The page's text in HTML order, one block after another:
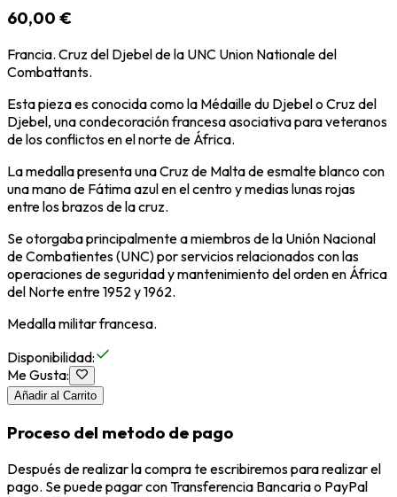
60,00 €
Francia. Cruz del Djebel de la UNC Union Nationale del
Combattants.
Esta pieza es conocida como la Médaille du Djebelo Cruz del
Djebel, una condecoración francesa asociativa para veteranos
de los conflictos en el norte de África.
La medalla presenta una Cruz de Malta de esmalte blanco con
una mano de Fátimaazul en el centro y medias lunas rojas
entre los brazos de la cruz.
Se otorgaba principalmente a miembros de la Unión Nacional
de Combatientes (UNC) por servicios relacionados con las
operaciones de seguridad y mantenimiento del orden en África
del Norte entre 1952 y 1962.
Medalla militar francesa.
Disponibilidad:
Me Gusta:
Añadir al Carrito
Proceso del metodo de pago
Después de realizar la compra te escribiremos para realizar el
pago. Se puede pagar con Transferencia Bancaria o PayPal